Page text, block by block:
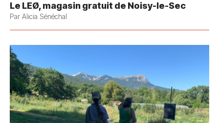
Le LEØ, magasin gratuit de Noisy-le-Sec
Par Alicia Sénéchal